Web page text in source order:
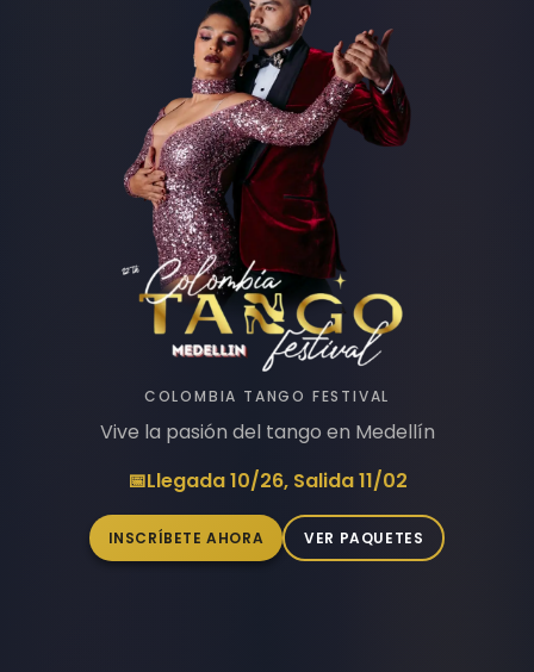
COLOMBIA TANGO FESTIVAL
Vive la pasión del tango en Medellín
📅Llegada 10/26, Salida 11/02
INSCRÍBETE AHORA VER PAQUETES